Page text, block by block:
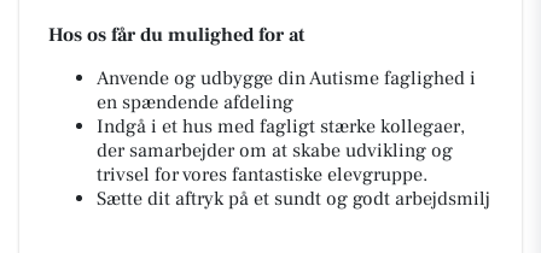
Hos os får du mulighed for at
Anvende og udbygge din Autisme faglighed i
en spændende afdeling
Indgå i et hus med fagligt stærke kollegaer,
der samarbejder om at skabe udvikling og
trivsel for vores fantastiske elevgruppe.
Sætte dit aftryk på et sundt og godt arbejdsmilj